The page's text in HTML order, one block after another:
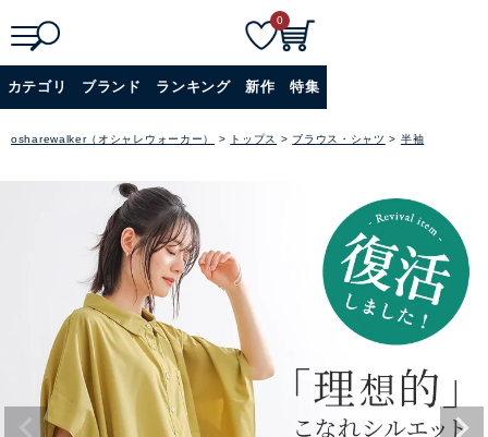
詳細検索
0
カテゴリ ブランド ランキング 新作 特集
osharewalker（オシャレウォーカー） トップス ブラウス・シャツ 半袖